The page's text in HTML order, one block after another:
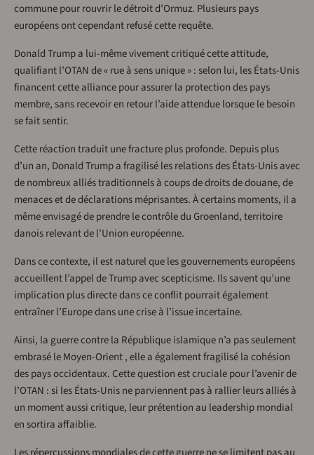
commune pour rouvrir le détroit d’Ormuz. Plusieurs pays
européens ont cependant refusé cette requête.
Donald Trump a lui-même vivement critiqué cette attitude,
qualifiant l’OTAN de « rue à sens unique » : selon lui, les États-Unis
financent cette alliance pour assurer la protection des pays
membre, sans recevoir en retour l’aide attendue lorsque le besoin
se fait sentir.
Cette réaction traduit une fracture plus profonde. Depuis plus
d’un an, Donald Trump a fragilisé les relations des États-Unis avec
de nombreux alliés traditionnels à coups de droits de douane, de
menaces et de déclarations méprisantes. À certains moments, il a
même envisagé de prendre le contrôle du Groenland, territoire
danois relevant de l’Union européenne.
Dans ce contexte, il est naturel que les gouvernements européens
accueillent l’appel de Trump avec scepticisme. Ils savent qu’une
implication plus directe dans ce conflit pourrait également
entraîner l’Europe dans une crise à l’issue incertaine.
Ainsi, la guerre contre la République islamique n’a pas seulement
embrasé le Moyen-Orient , elle a également fragilisé la cohésion
des pays occidentaux. Cette question est cruciale pour l’avenir de
l’OTAN : si les États-Unis ne parviennent pas à rallier leurs alliés à
un moment aussi critique, leur prétention au leadership mondial
en sortira affaiblie.